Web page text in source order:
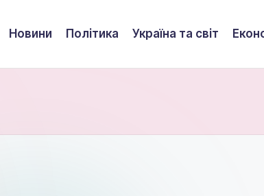
Новини Політика Україна та світ